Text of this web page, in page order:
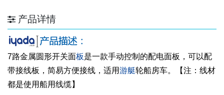
产品详情
7路金属圆形开关面板是一款手动控制的配电面板，可以配
带接线板，简易方便接线，适用游艇轮船房车。【注：线材
都是使用船用线缆】